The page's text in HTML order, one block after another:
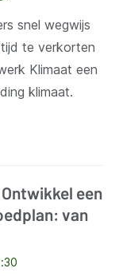
snel wegwijs
te verkorten
Klimaat een
klimaat.
een
van